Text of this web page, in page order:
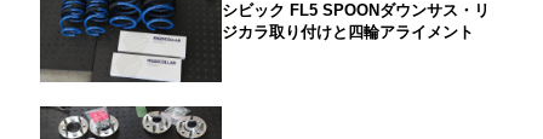
シビック FL5 SPOONダウンサス・リ
ジカラ取り付けと四輪アライメント